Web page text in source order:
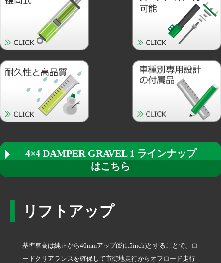
4×4 DAMPER GRAVEL 1 ラインナップ
はこちら
リフトアップ
基準車高は純正から40mmアップ(約1.5inch)とすることで、ロ
ードクリアランスを確保して市街地走行からオフロード走行